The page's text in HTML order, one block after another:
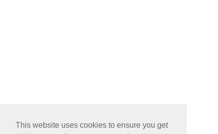
This website uses cookies to ensure you get